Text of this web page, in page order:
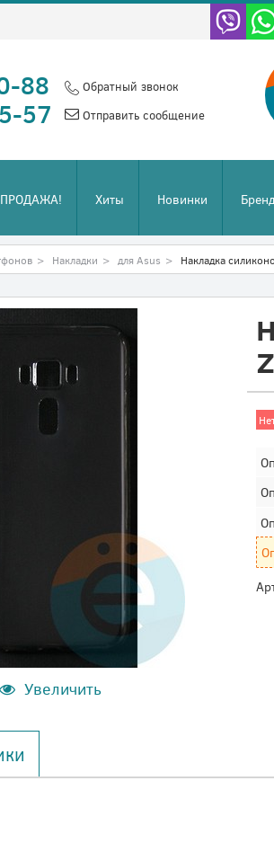
88
57
Обратный звонок
Отправить сообщение
Хиты Новинки
> Накладки > для Asus > Накладка
Увеличить